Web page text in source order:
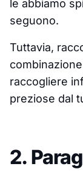
le abbiamo
seguono.
Tuttavia,
raccogliere
preziose dal
2.